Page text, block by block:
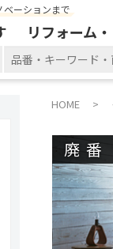
ベーションまで
リフォーム
HOME
廃番